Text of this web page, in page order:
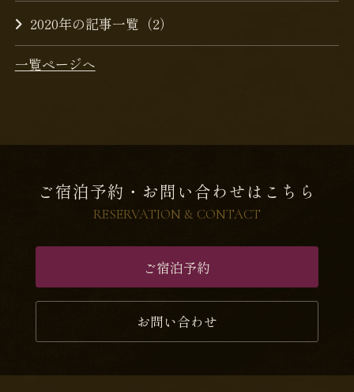
2020年の記事一覧（2）
一覧ページへ
ご宿泊予約・お問い合わせはこちら
RESERVATION & CONTACT
ご宿泊予約
お問い合わせ